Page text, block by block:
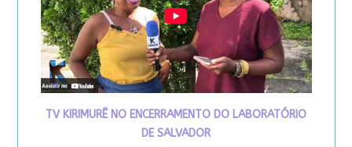
TV KIRIMURÊ NO ENCERRAMENTO DO LABORATÓRIO
DE SALVADOR